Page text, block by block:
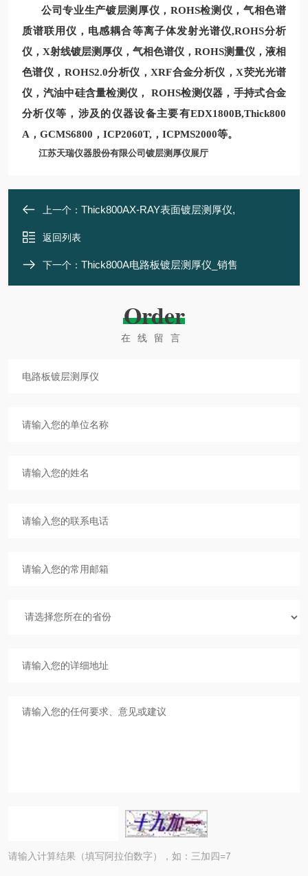
公司专业生产镀层测厚仪， ROHS检测仪 ，气相色谱
质谱联用仪 ， 电感耦合等离子体发射光谱仪,ROHS分析
仪 ， X射线镀层测厚仪，气相色谱仪， ROHS测量仪，液相
色谱仪， ROHS2.0分析仪，XRF合金分析仪 ，X荧光光谱
仪，汽油中硅含量检测仪，
ROHS检测仪器，手持式合金
分析仪等，涉及的仪器设备主要有EDX1800B,Thick800
A ， GCMS6800 ，ICP2060T,，ICPMS2000等。
江苏天瑞仪器股份有限公司镀层测厚仪展厅
上一个： Thick800AX-RAY表面镀层测厚仪,
返回列表
下一个： Thick800A电路板镀层测厚仪_销售
Order
在线留言
请输入计算结果（填写阿拉伯数字），如：三加四=7